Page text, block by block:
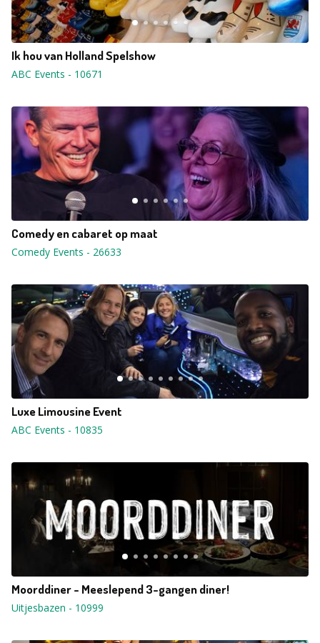
Ik hou van Holland Spelshow
ABC Events - 10671
Comedy en cabaret op maat
Comedy Events - 26633
Luxe Limousine Event
ABC Events - 10835
Moorddiner - Meeslepend 3-gangen diner!
Uitjesbazen - 10999